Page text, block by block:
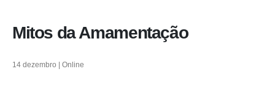
Mitos da Amamentação
14 dezembro | Online